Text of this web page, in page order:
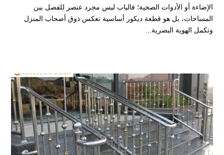
الإضاءة أو الأدوات الصحية؛ فالباب ليس مجرد عنصر للفصل بين
المساحات، بل هو قطعة ديكور أساسية تعكس ذوق أصحاب المنزل
وتكمل الهوية البصرية...